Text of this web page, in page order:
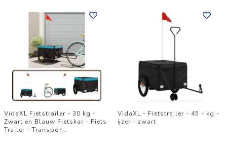
VidaXL Fietstrailer - 30 kg -
Zwart en Blauw Fietskar - Fiets
Trailer - Transpor...
VidaXL - Fietstrailer - 45 - kg -
ijzer - zwart